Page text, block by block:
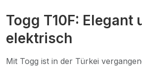
Togg T10F: Elegant
elektrisch
Mit Togg ist in der Türkei